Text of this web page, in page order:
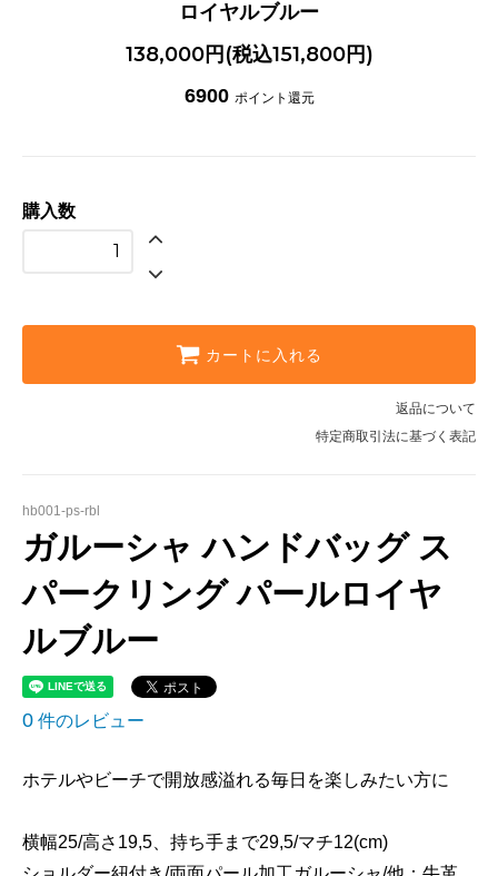
ロイヤルブルー
138,000円(税込151,800円)
6900 ポイント還元
購入数
カートに入れる
返品について
特定商取引法に基づく表記
hb001-ps-rbl
ガルーシャ ハンドバッグ ス
パークリング パールロイヤ
ルブルー
0 件のレビュー
ホテルやビーチで開放感溢れる毎日を楽しみたい方に
横幅25/高さ19,5、持ち手まで29,5/マチ12(cm)